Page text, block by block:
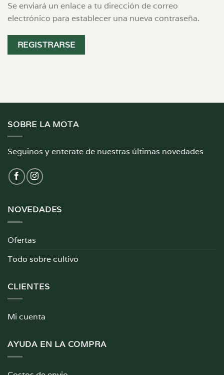
Se enviará un enlace a tu dirección de correo
electrónico para establecer una nueva contraseña.
REGISTRARSE
SOBRE LA MOTA
Seguinos y enterate de nuestras últimas novedades
NOVEDADES
Ofertas
Todo sobre cultivo
CLIENTES
Mi cuenta
AYUDA EN LA COMPRA